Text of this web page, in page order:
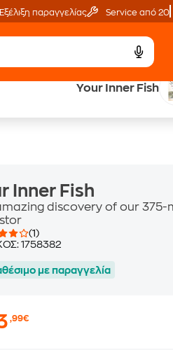
Εξέλιξη παραγγελίας Service από 20'
Your Inner Fish
Έλα στον κόσμο
Inner Fish
discovery of our 375-
(1)
1758382
με παραγγελία
,99€